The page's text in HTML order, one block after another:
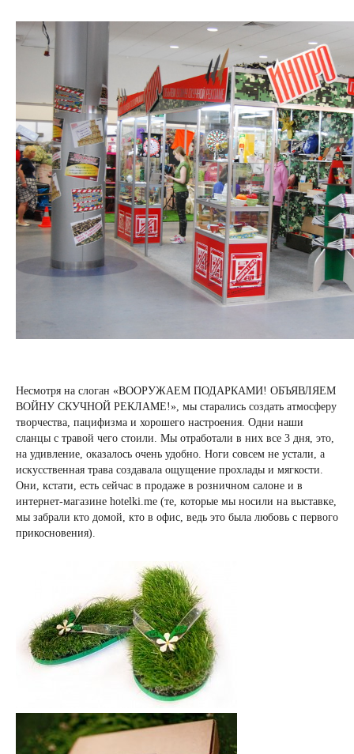
Несмотря на слоган «ВООРУЖАЕМ ПОДАРКАМИ! ОБЪЯВЛЯЕМ
ВОЙНУ СКУЧНОЙ РЕКЛАМЕ!», мы старались создать атмосферу
творчества, пацифизма и хорошего настроения. Одни наши
сланцы с травой чего стоили. Мы отработали в них все 3 дня, это,
на удивление, оказалось очень удобно. Ноги совсем не устали, а
искусственная трава создавала ощущение прохлады и мягкости.
Они, кстати, есть сейчас в продаже в розничном салоне и в
интернет-магазине hotelki.me (те, которые мы носили на выставке,
мы забрали кто домой, кто в офис, ведь это была любовь с первого
прикосновения).